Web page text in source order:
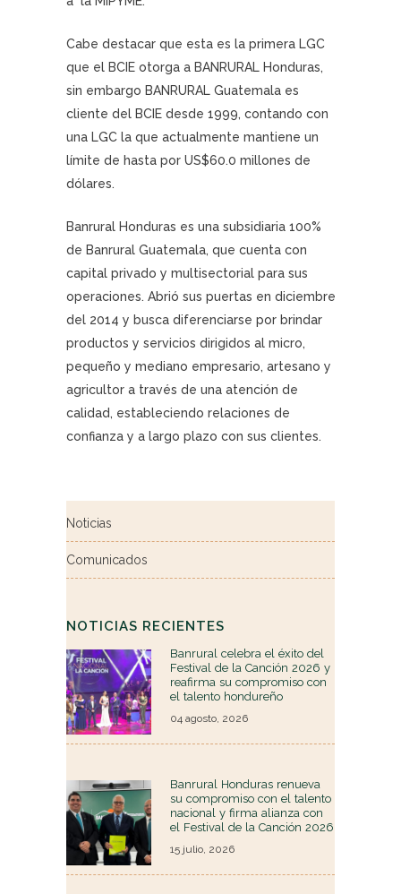
Cabe destacar que esta es la primera LGC
que el BCIE otorga a BANRURAL Honduras,
sin embargo BANRURAL Guatemala es
cliente del BCIE desde 1999, contando con
una LGC la que actualmente mantiene un
límite de hasta por US$60.0 millones de
dólares.
Banrural Honduras es una subsidiaria 100%
de Banrural Guatemala, que cuenta con
capital privado y multisectorial para sus
operaciones. Abrió sus puertas en diciembre
del 2014 y busca diferenciarse por brindar
productos y servicios dirigidos al micro,
pequeño y mediano empresario, artesano y
agricultor a través de una atención de
calidad, estableciendo relaciones de
confianza y a largo plazo con sus clientes.
Noticias
Comunicados
NOTICIAS RECIENTES
Banrural celebra el éxito del
Festival de la Canción 2026 y
reafirma su compromiso con
el talento hondureño
04 agosto, 2026
Banrural Honduras renueva
su compromiso con el talento
nacional y firma alianza con
el Festival de la Canción 2026
15 julio, 2026